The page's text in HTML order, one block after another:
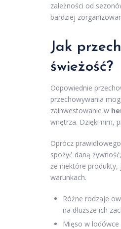
zależności od
bardziej
Jak
świeżość?
Odpowiednie
przechowywania
zainwestowanie w
wnętrza. Dzięki nim,
Oprócz
spożyć daną
że niektóre produkty,
warunkach.
Różne rodzaje
na dłuższe ich
Mięso w